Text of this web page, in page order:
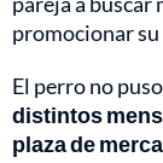
promocionar su
El perro no
distintos
plaza de